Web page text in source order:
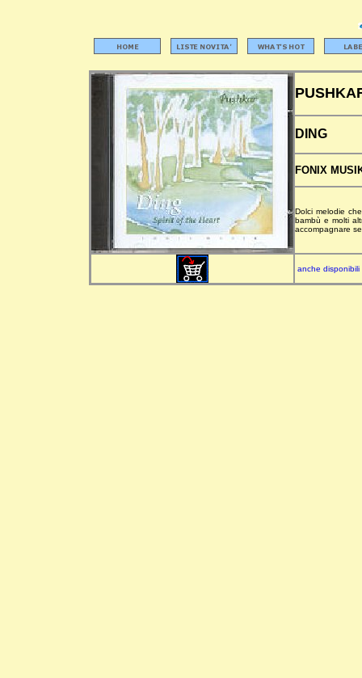
DING
FONIX
Dolci melodie
bambù e molti
accompagnare
anche disponibili